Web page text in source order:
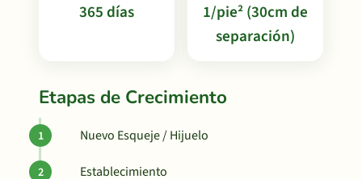
365 días
1/pie² (30cm de
separación)
Etapas de Crecimiento
Nuevo Esqueje / Hijuelo
Establecimiento